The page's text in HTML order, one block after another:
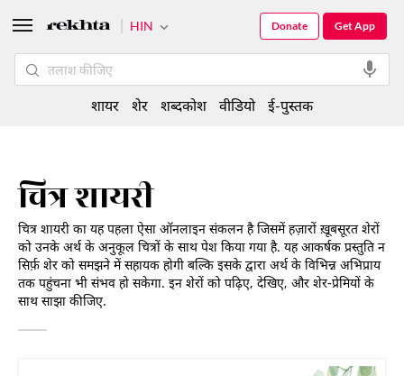
चित्र शायरी
चित्र शायरी का यह पहला ऐसा ऑनलाइन संकलन है जिसमें हज़ारों ख़ूबसूरत शेरों
को उनके अर्थ के अनुकूल चित्रों के साथ पेश किया गया है. यह आकर्षक प्रस्तुति न
सिर्फ़ शेर को समझने में सहायक होगी बल्कि इसके द्वारा अर्थ के विभिन्न अभिप्राय
तक पहुंचना भी संभव हो सकेगा. इन शेरों को पढ़िए, देखिए, और शेर-प्रेमियों के
साथ साझा कीजिए.
HIN Get App
Donate
शायर शेर शब्दकोश वीडियो ई-पुस्तक